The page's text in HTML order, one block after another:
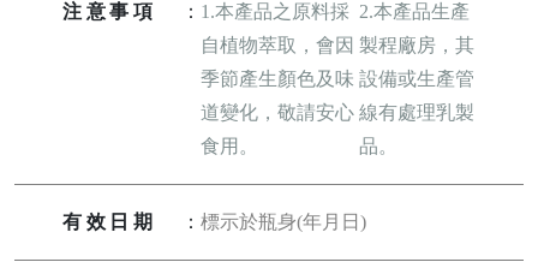
注意事項 ： 1.本產品之原料採
自植物萃取，會因
季節產生顏色及味
道變化，敬請安心
食用。
2.本產品生產
製程廠房，其
設備或生產管
線有處理乳製
品。
有效日期 ：標示於瓶身(年月日)